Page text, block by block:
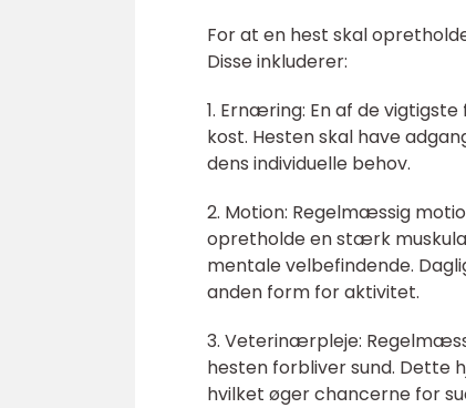
For at en hest skal
Disse inkluderer:
1. Ernæring: En af de
kost. Hesten skal have
dens individuelle behov.
2. Motion: Regelmæssig
opretholde en stærk
mentale velbefindende.
anden form for aktivitet.
3. Veterinærpleje:
hesten forbliver sund. Dette
hvilket øger chancerne for